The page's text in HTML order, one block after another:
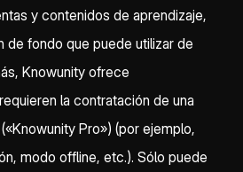
y contenidos de aprendizaje,
de fondo que puede utilizar de
Knowunity ofrece
la contratación de una
Pro») (por ejemplo,
modo offline, etc.). Sólo puede